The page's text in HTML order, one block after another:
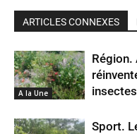
ARTICLES CONNEXES
A la Une
Région.
insectes
Sport.